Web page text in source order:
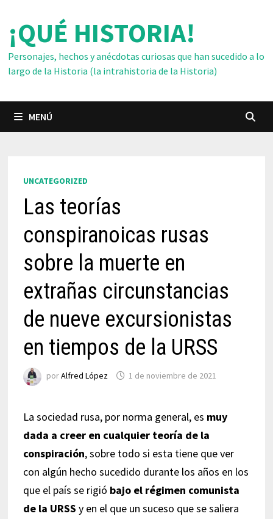
contenido
¡QUÉ HISTORIA!
Personajes, hechos y anécdotas curiosas que han sucedido a lo
largo de la Historia (la intrahistoria de la Historia)
MENÚ
UNCATEGORIZED
Las teorías
conspiranoicas rusas
sobre la muerte en
extrañas circunstancias
de nueve excursionistas
en tiempos de la URSS
porAlfred López 1 de noviembre de 2021
La sociedad rusa, por norma general, es muy
dada a creer en cualquier teoría de la
conspiración, sobre todo si esta tiene que ver
con algún hecho sucedido durante los años en los
que el país se rigió bajo el régimen comunista
de la URSS y en el que un suceso que se saliera